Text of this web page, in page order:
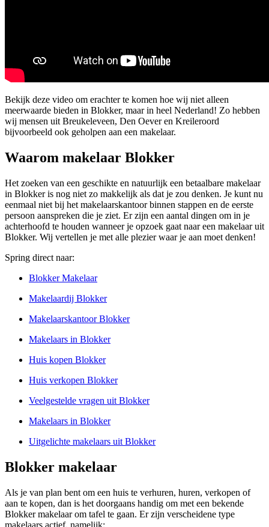
Bekijk deze video om erachter te komen hoe wij niet alleen
meerwaarde bieden in Blokker, maar in heel Nederland! Zo hebben
wij mensen uit Breukeleveen, Den Oever en Kreileroord
bijvoorbeeld ook geholpen aan een makelaar.
Waarom makelaar Blokker
Het zoeken van een geschikte en natuurlijk een betaalbare makelaar
in Blokker is nog niet zo makkelijk als dat je zou denken. Je kunt nu
eenmaal niet bij het makelaarskantoor binnen stappen en de eerste
persoon aanspreken die je ziet. Er zijn een aantal dingen om in je
achterhoofd te houden wanneer je opzoek gaat naar een makelaar uit
Blokker. Wij vertellen je met alle plezier waar je aan moet denken!
Spring direct naar:
Blokker Makelaar
Makelaardij Blokker
Makelaarskantoor Blokker
Makelaars in Blokker
Huis kopen Blokker
Huis verkopen Blokker
Veelgestelde vragen uit Blokker
Makelaars in Blokker
Uitgelichte makelaars uit Blokker
Blokker makelaar
Als je van plan bent om een huis te verhuren, huren, verkopen of
aan te kopen, dan is het doorgaans handig om met een bekende
Blokker makelaar om tafel te gaan. Er zijn verscheidene type
makelaars actief, namelijk: